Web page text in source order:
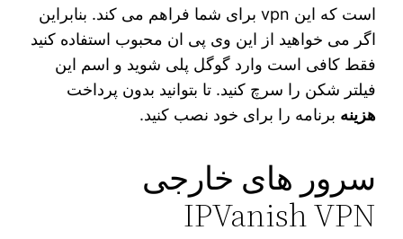
است که این vpn برای شما فراهم می‌ کند. بنابراین
اگر می‌ خواهید از این وی پی ان محبوب استفاده کنید
فقط کافی است وارد گوگل پلی شوید و اسم این
فیلتر شکن را سرچ کنید. تا بتوانید بدون پرداخت
هزینه برنامه را برای خود نصب کنید.
سرور های خارجی
IPVanish VPN